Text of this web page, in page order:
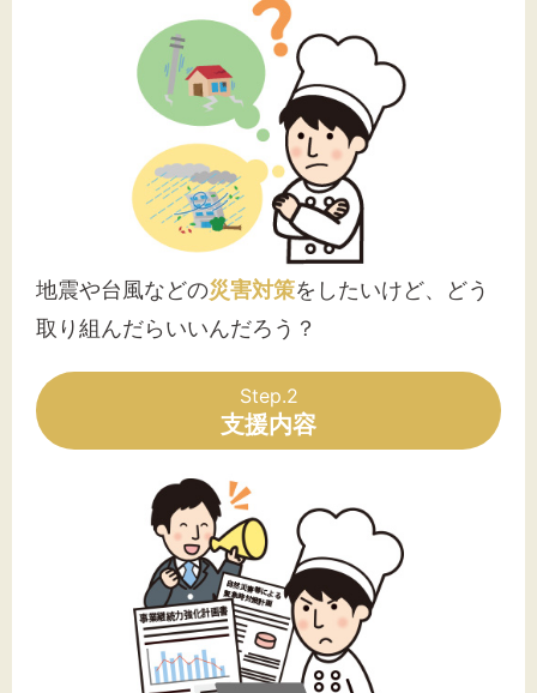
地震や台風などの災害対策をしたいけど、どう
取り組んだらいいんだろう？
Step.2
支援内容